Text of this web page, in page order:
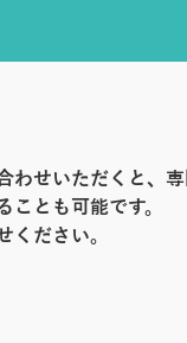
わせいただくと、
ことも可能です。
ください。